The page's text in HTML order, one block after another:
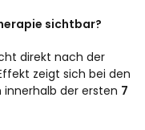
sichtbar?
direkt nach der
zeigt sich bei den
der ersten 7